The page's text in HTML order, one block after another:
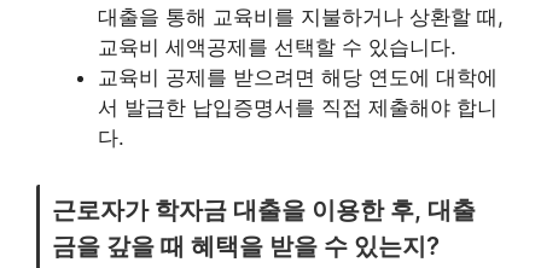
대출을 통해 교육비를 지불하거나 상환할 때,
교육비 세액공제를 선택할 수 있습니다.
교육비 공제를 받으려면 해당 연도에 대학에
서 발급한 납입증명서를 직접 제출해야 합니
다.
근로자가 학자금 대출을 이용한 후, 대출
금을 갚을 때 혜택을 받을 수 있는지?